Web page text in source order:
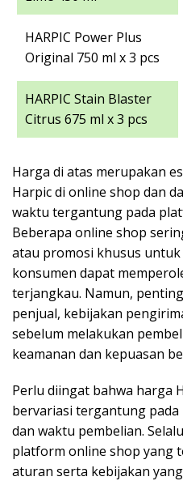
HARPIC Power Plus
Original 750 ml x 3 pcs
HARPIC Stain Blaster
Citrus 675 ml x 3 pcs
Harga di atas merupakan
Harpic di online shop dan
waktu tergantung pada
Beberapa online shop
atau promosi khusus
konsumen dapat
terjangkau. Namun,
penjual, kebijakan
sebelum melakukan
keamanan dan kepuasan
Perlu diingat bahwa harga
bervariasi tergantung
dan waktu pembelian.
platform online shop yang
aturan serta kebijakan